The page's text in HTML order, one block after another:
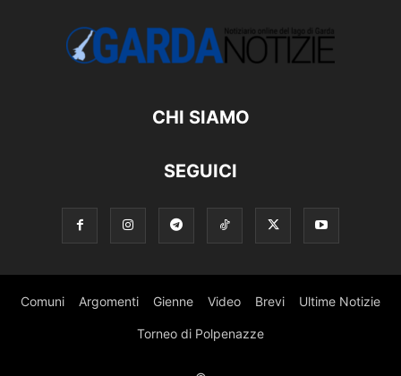
CHI SIAMO
SEGUICI
Comuni Argomenti Gienne Video Brevi Ultime Notizie
Torneo di Polpenazze